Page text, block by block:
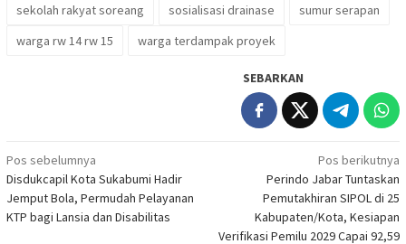
sekolah rakyat soreang
sosialisasi drainase
sumur serapan
warga rw 14 rw 15
warga terdampak proyek
SEBARKAN
Navigasi
pos
Pos sebelumnya
Disdukcapil Kota Sukabumi Hadir
Jemput Bola, Permudah Pelayanan
KTP bagi Lansia dan Disabilitas
Pos berikutnya
Perindo Jabar Tuntaskan
Pemutakhiran SIPOL di 25
Kabupaten/Kota, Kesiapan
Verifikasi Pemilu 2029 Capai 92,59